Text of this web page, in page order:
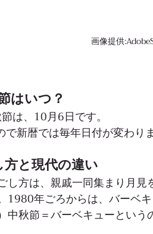
画像提供
はいつ？
は、10月6日です。
新暦では毎年日付が変わり
と現代の違い
し方は、親戚一同集まり月見
1980年ごろからは、バーベ
中秋節＝バーベキューとい